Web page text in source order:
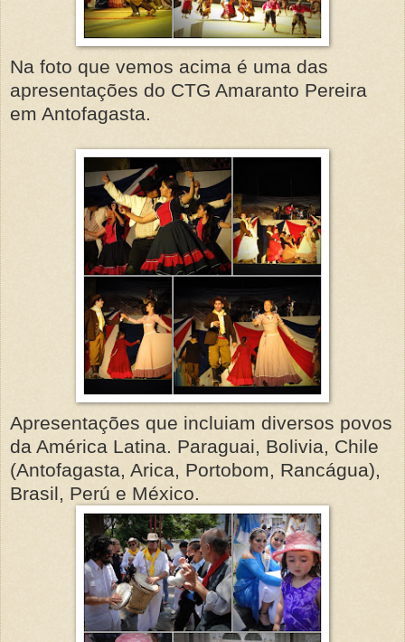
Na foto que vemos acima é uma das
apresentações do CTG Amaranto Pereira
em Antofagasta.
Apresentações que incluiam diversos povos
da América Latina. Paraguai, Bolivia, Chile
(Antofagasta, Arica, Portobom, Rancágua),
Brasil, Perú e México.